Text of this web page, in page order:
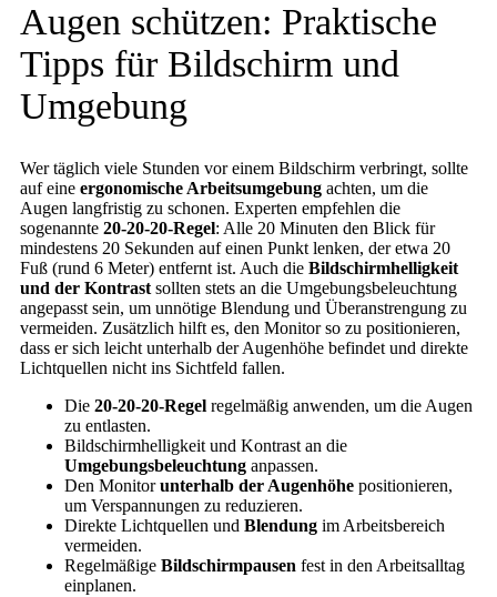
Augen schützen: Praktische
Tipps für Bildschirm und
Umgebung
Wer täglich viele Stunden vor einem Bildschirm verbringt, sollte
auf eine ergonomische Arbeitsumgebung achten, um die
Augen langfristig zu schonen. Experten empfehlen die
sogenannte 20-20-20-Regel: Alle 20 Minuten den Blick für
mindestens 20 Sekunden auf einen Punkt lenken, der etwa 20
Fuß (rund 6 Meter) entfernt ist. Auch die Bildschirmhelligkeit
und der Kontrast sollten stets an die Umgebungsbeleuchtung
angepasst sein, um unnötige Blendung und Überanstrengung zu
vermeiden. Zusätzlich hilft es, den Monitor so zu positionieren,
dass er sich leicht unterhalb der Augenhöhe befindet und direkte
Lichtquellen nicht ins Sichtfeld fallen.
Die 20-20-20-Regel regelmäßig anwenden, um die Augen
zu entlasten.
Bildschirmhelligkeit und Kontrast an die
Umgebungsbeleuchtung anpassen.
Den Monitorunterhalb der Augenhöhe positionieren,
um Verspannungen zu reduzieren.
Direkte Lichtquellen und Blendung im Arbeitsbereich
vermeiden.
Regelmäßige Bildschirmpausen fest in den Arbeitsalltag
einplanen.